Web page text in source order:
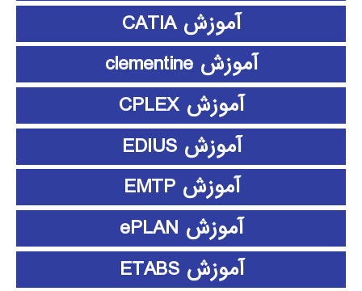
آموزش CATIA
آموزش clementine
آموزش CPLEX
آموزش EDIUS
آموزش EMTP
آموزش ePLAN
آموزش ETABS